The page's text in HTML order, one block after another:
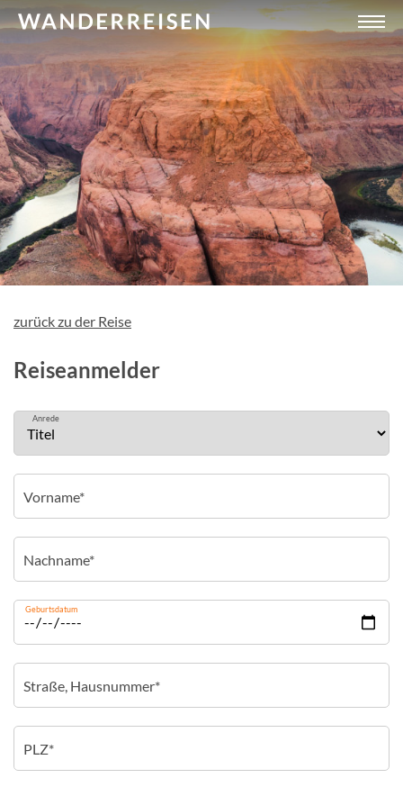
zurück zu der Reise
Reiseanmelder
Anrede
Geburtsdatum